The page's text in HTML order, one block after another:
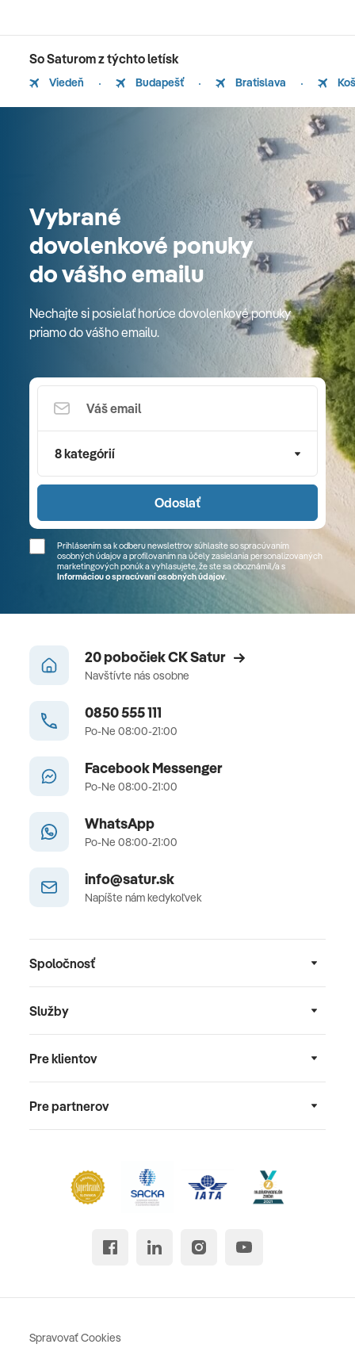
So Saturom z týchto letísk
Viedeň Budapešť Bratislava
Vybrané
dovolenkové ponuky
do vášho emailu
Nechajte si posielať horúce dovolenkové ponuky
priamo do vášho emailu.
8 kategórií
Odoslať
Prihlásením sa k odberu newslettrov súhlasíte so spracúvaním
osobných údajov a profilovaním na účely zasielania personalizovaných
marketingových ponúk a vyhlasujete, že ste sa oboznámil/a s
Informáciou o spracúvaní osobných údajov.
20 pobočiek CK Satur
Navštívte nás osobne
0850 555 111
Po-Ne 08:00-21:00
Facebook Messenger
Po-Ne 08:00-21:00
WhatsApp
Po-Ne 08:00-21:00
info@satur.sk
Napíšte nám kedykoľvek
Spoločnosť
Služby
Pre klientov
Pre partnerov
Spravovať Cookies